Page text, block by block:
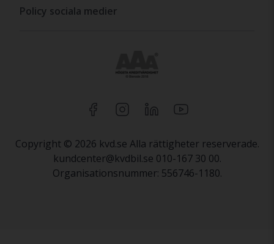
Policy sociala medier
Copyright © 2026 kvd.se Alla rättigheter reserverade.
kundcenter@kvdbil.se 010-167 30 00.
Organisationsnummer: 556746-1180.